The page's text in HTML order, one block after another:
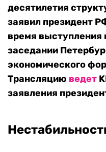
десятилетия
заявил президент
время выступления
заседании
экономического
Трансляцию ведет
заявления